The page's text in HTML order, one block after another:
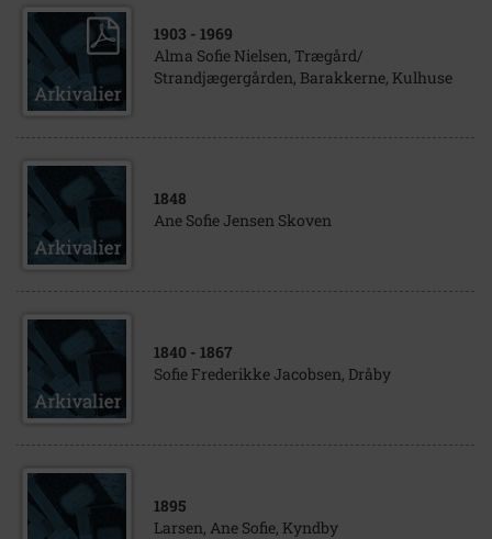
1903 - 1969
Alma Sofie Nielsen, Trægård/
Strandjægergården, Barakkerne, Kulhuse
1848
Ane Sofie Jensen Skoven
1840 - 1867
Sofie Frederikke Jacobsen, Dråby
1895
Larsen, Ane Sofie, Kyndby